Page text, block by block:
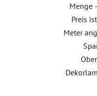
Menge
Preis
Meter